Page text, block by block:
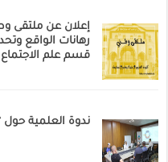
إعلان عن ملتقى
رهانات الواقع
قسم علم الاجتماع
ندوة العلمية حول